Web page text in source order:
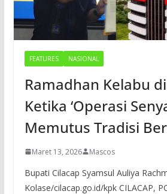
FEATURES NASIONAL
Ramadhan Kelabu
Ketika ‘Operasi
Memutus Tradisi
Maret 13, 2026 Mascos
Bupati Cilacap Syamsul Auliya
Kolase/cilacap.go.id/kpk CILACAP,